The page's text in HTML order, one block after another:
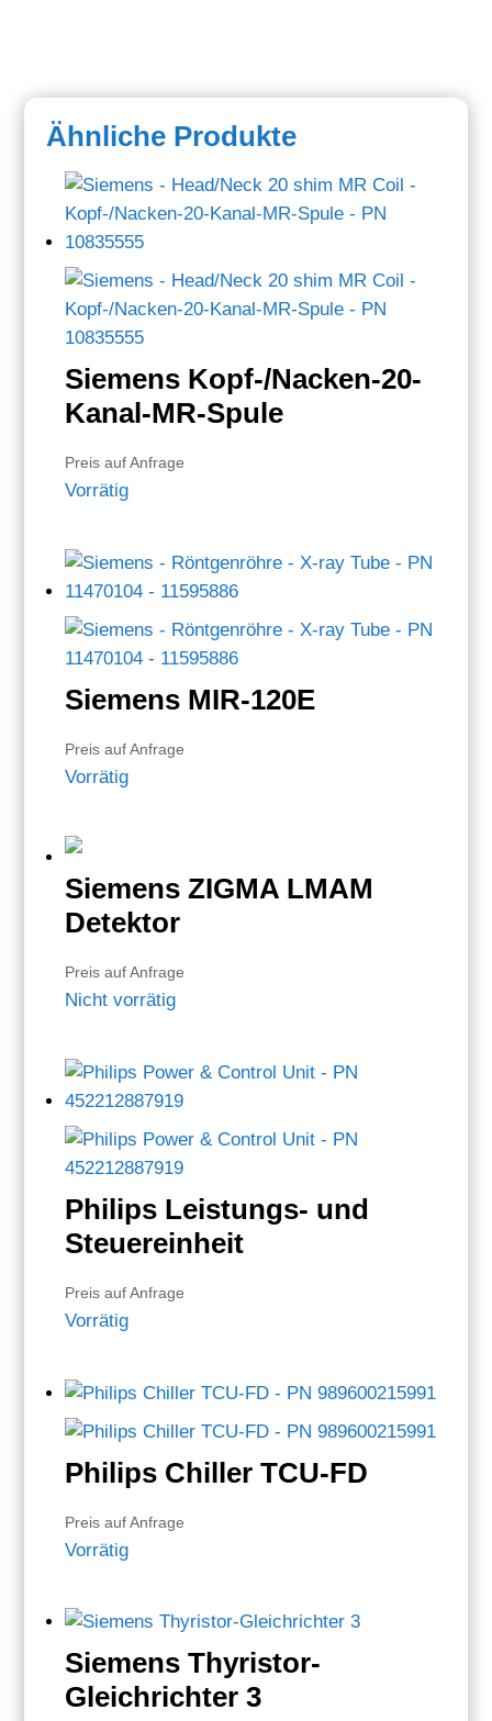
Ähnliche Produkte
Siemens Kopf-/Nacken-20-
Kanal-MR-Spule
Preis auf Anfrage
Vorrätig
Siemens MIR-120E
Preis auf Anfrage
Vorrätig
Siemens ZIGMA LMAM
Detektor
Preis auf Anfrage
Nicht vorrätig
Philips Leistungs- und
Steuereinheit
Preis auf Anfrage
Vorrätig
Philips Chiller TCU-FD
Preis auf Anfrage
Vorrätig
Siemens Thyristor-
Gleichrichter 3